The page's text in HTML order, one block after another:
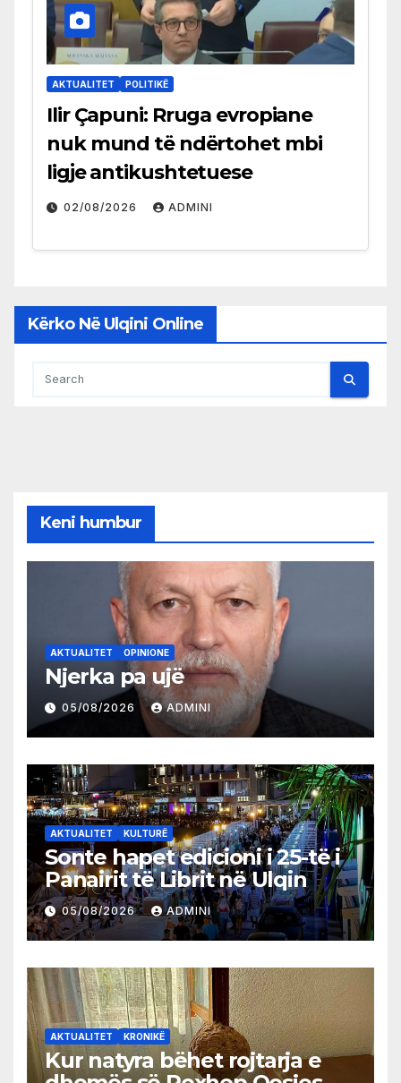
AKTUALITET POLITIKË
Ilir Çapuni: Rruga evropiane
nuk mund të ndërtohet mbi
ligje antikushtetuese
02/08/2026 ADMINI
Kërko Në Ulqini Online
Keni humbur
AKTUALITET OPINIONE
Njerka pa ujë
05/08/2026 ADMINI
AKTUALITET KULTURË
Sonte hapet edicioni i 25-të i
Panairit të Librit në Ulqin
05/08/2026 ADMINI
AKTUALITET KRONIKË
Kur natyra bëhet rojtarja e